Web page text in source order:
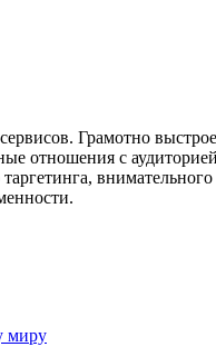
Грамотно
отношения с
миру